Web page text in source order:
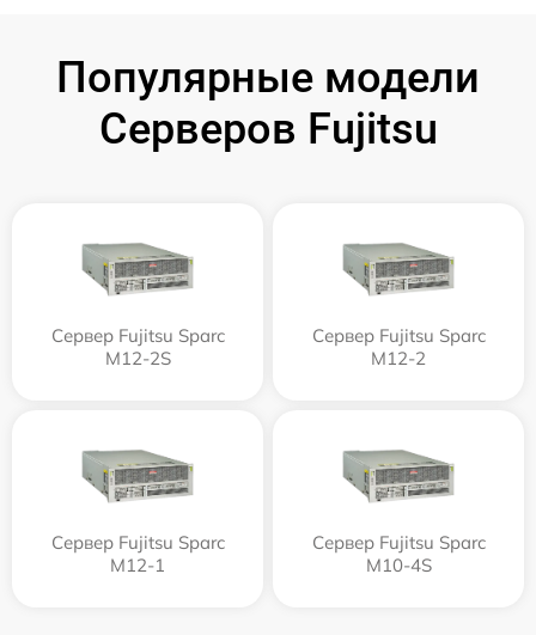
Популярные модели
Серверов Fujitsu
Сервер Fujitsu Sparc
M12-2S
Сервер Fujitsu Sparc
M12-2
Сервер Fujitsu Sparc
M12-1
Сервер Fujitsu Sparc
M10-4S